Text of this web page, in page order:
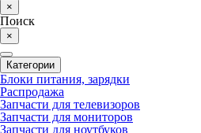
×
Поиск
×
Категории
Блоки питания, зарядки
Распродажа
Запчасти для телевизоров
Запчасти для мониторов
Запчасти для ноутбуков